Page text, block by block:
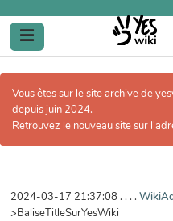
Vous êtes sur le site archive de
depuis juin 2024.
Retrouvez le nouveau site sur
2024-03-17 21:37:08 . . . .
>BaliseTitleSurYesWiki